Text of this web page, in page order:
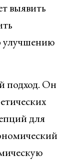
выявить
улучшению
подход. Он
для